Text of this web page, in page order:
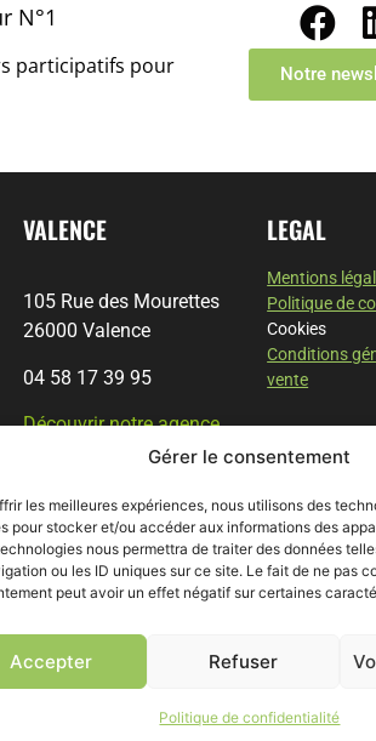
Gérer le consentement
les meilleures expériences, nous utilisons des
pour stocker et/ou accéder aux informations des
nous permettra de traiter des données
ou les ID uniques sur ce site. Le fait de ne pas
peut avoir un effet négatif sur certaines
Accepter Refuser
Politique de confidentialité
N°1
participatifs pour
Notre
VALENCE
105 Rue des Mourettes
26000 Valence
04 58 17 39 95
Découvrir notre agence
évènementielle à Valence
LEGAL
Mentions
Politique de
Cookies
Conditions
vente
NOS SOIRÉES
Soirée d'entreprise à
Grenoble
Soirée d'entreprise à Lyon
Soirée team building Lyon
NOS